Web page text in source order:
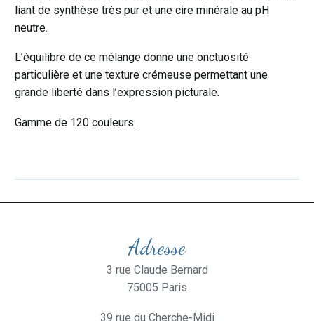
liant de synthèse très pur et une cire minérale au pH
neutre.
L’équilibre de ce mélange donne une onctuosité
particulière et une texture crémeuse permettant une
grande liberté dans l’expression picturale.
Gamme de 120 couleurs.
Adresse
3 rue Claude Bernard
75005 Paris
39 rue du Cherche-Midi